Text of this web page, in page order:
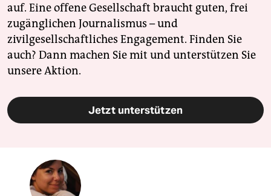
auf. Eine offene Gesellschaft braucht guten, frei
zugänglichen Journalismus – und
zivilgesellschaftliches Engagement. Finden Sie
auch? Dann machen Sie mit und unterstützen Sie
unsere Aktion.
Jetzt unterstützen